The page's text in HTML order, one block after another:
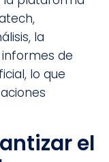
la
de
lo que
el